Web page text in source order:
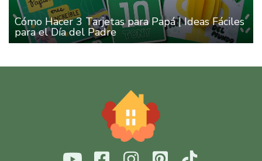
Cómo Hacer 3 Tarjetas para Papá | Ideas Fáciles
para el Día del Padre